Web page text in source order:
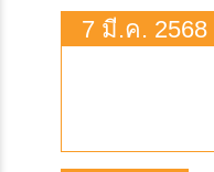
7 มี.ค. 2568